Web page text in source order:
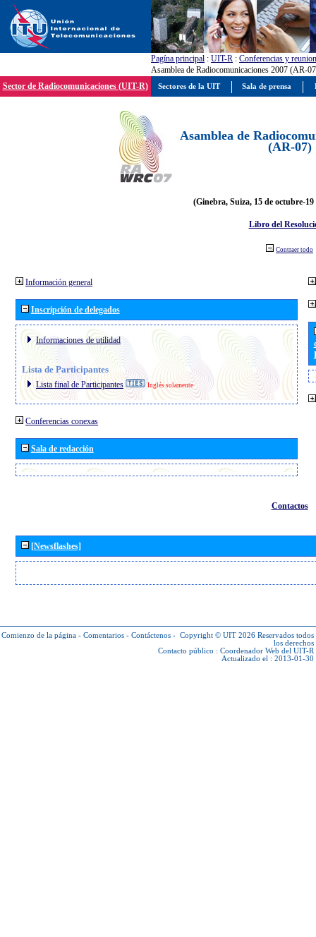
Pagína principal : UIT-R : Conferencias y
Asamblea de Radiocomunicaciones 2007 (AR-
Sector de Radiocomunicaciones (UIT-R)
Asamblea de
(AR-07)
(Ginebra, Suiza, 15 de octubre-19
Libro del
Contraer todo
Información general
Inscripción de delegados
Informaciones de utilidad
Lista de Participantes
Lista final de Participantes Inglés solamente
Conferencias conexas
Sala de redacción
Contactos
[Newsflashes]
Comienzo de la página - Comentarios - Contáctenos - Copyright © UIT 2026 Reservados todos
los derechos
Contacto público : Coordenador Web del UIT-R
Actualizado el : 2013-01-30
Sectores de la UIT Sala de prensa